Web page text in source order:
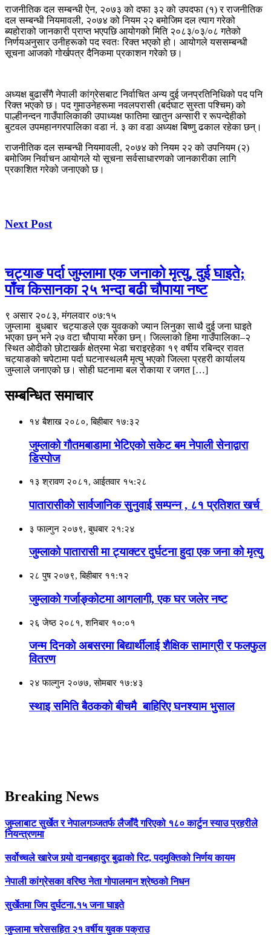
​राजनीतिक दल सम्बन्धी ऐन, २०७३ को दफा ३२ को उपदफा (१) र राजनीतिक
दल सम्बन्धी नियमावली, २०७४ को नियम २२ बमोजिम दल त्याग गरेको
ब्यहोराको जानकारी प्राप्त भएपछि आयोगको मिति २०८३/०३/०८ गतेको
निर्णयअनुसार उनीहरूको पद स्वतः रिक्त भएको हो। आयोगले यससम्बन्धी
सूचना आजको गोर्खपत्र दैनिकमा प्रकाशन गरेको छ।
​अध्यक्ष बुढासँगै नेपाली कांग्रेसबाट निर्वाचित अन्य दुई जनप्रतिनिधिको पद पनि
रिक्त भएको छ। पद गुमाउनेहरूमा नवलपरासी (बर्दघाट सुस्ता पश्चिम) को
पाल्हीनन्दन गाउँपालिकाकी उपाध्यक्ष फातिमा खातुन अन्सारी र रूपन्देहीको
बुटवल उपमहानगरपालिका वडा नं. ३ का वडा अध्यक्ष बिष्णु ढकाल रहेका छन्।
राजनीतिक दल सम्बन्धी नियमावली, २०७४ को नियम २२ को उपनियम (२)
बमोजिम निर्वाचन आयोगले यो सूचना सर्वसाधारणको जानकारीका लागि
प्रकाशित गरेको जनाएको छ।
Next Post
चट्याङ पर्दा जुम्लामा एक जनाको मृत्यु, दुई घाइते;
पाँच किसानका २५ भन्दा बढी चौपाया नष्ट
९ असार २०८३, मंगलवार ०७:१५
जुम्लामा बुधबार चट्याङले एक युवकको ज्यान लिनुका साथै दुई जना घाइते
भएका छन् भने २७ वटा चौपाया मरेका छन्। जिल्लाको हिमा गाउँपालिका–२
स्थित ओदीको छोटाखर्क क्षेत्रमा भेडा चराइरहेका १९ वर्षीय रबिन्द्र रावत
चट्याङको चपेटामा पर्दा घटनास्थलमै मृत्यु भएको जिल्ला प्रहरी कार्यालय
जुम्लाले जनाएको छ। सोही घटनामा बल रोकाया र जगत […]
सम्बन्धित समाचार
१४ बैशाख २०८०, बिहीबार १७:३२
जुम्लाको गौतमबाडामा भेटिएको सकेट बम नेपाली सेनाद्वारा
डिस्पोज
१३ श्रावण २०८१, आईतवार १५:२८
पातारासीकाे सार्वजानिक सुनुवाई सम्पन्न , ८१ प्रतिशत खर्च
३ फाल्गुन २०७९, बुधबार २१:२४
जुम्लाको पातारासी मा ट्याक्टर दुर्घटना हुदा एक जना को मृत्यु
२८ पुष २०७९, बिहीबार ११:१२
जुम्लाको गर्जाङ्कोटमा आगलागी, एक घर जलेर नष्ट
२६ जेष्ठ २०८१, शनिबार १०:०१
जन्म दिनकाे अबसरमा बिद्यार्थीलाई शैक्षिक सामाग्री र फलफुल
वितरण
२४ फाल्गुन २०७७, सोमबार १७:४३
स्थाइ समिति बैठकको बीचमै बाहिरिए घनश्याम भुसाल
Breaking News
जुम्लाबाट सुर्खेत र नेपालगञ्जतर्फ लैजाँदै गरिएको १८० कार्टुन स्याउ प्रहरीले
नियन्त्रणमा
सर्वोच्चले खारेज गर्‍यो दानबहादुर बुढाको रिट, पदमुक्तिको निर्णय कायम
नेपाली कांग्रेसका वरिष्ठ नेता गोपालमान श्रेष्ठको निधन
सुर्खेतमा जिप दुर्घटना,१५ जना घाइते
जुम्लामा चरेससहित २१ वर्षीय युवक पक्राउ